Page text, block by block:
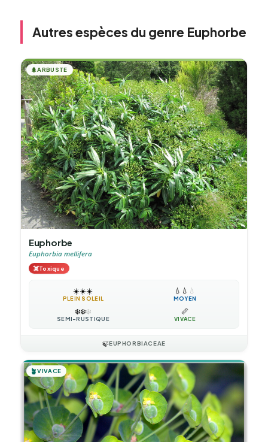
Autres espèces du genre Euphorbe
🌲ARBUSTE
Euphorbe
Euphorbia mellifera
☠️Toxique
☀️☀️☀️
PLEIN SOLEIL
💧 💧 💧
MOYEN
❄️❄️❄️
SEMI-RUSTIQUE
📏
VIVACE
🍃EUPHORBIACEAE
🪴VIVACE